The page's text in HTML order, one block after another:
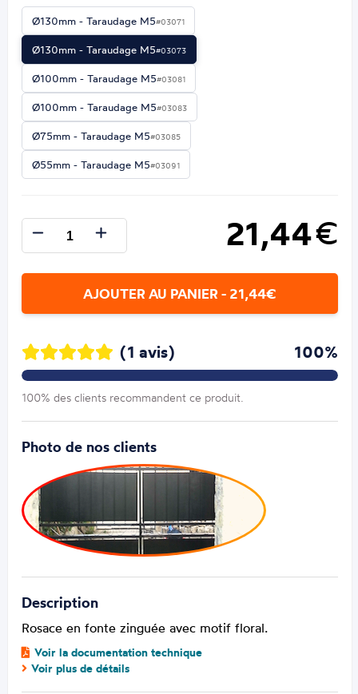
Ø130mm - Taraudage M5#03071
Ø130mm - Taraudage M5#03073
Ø100mm - Taraudage M5#03081
Ø100mm - Taraudage M5#03083
Ø75mm - Taraudage M5#03085
Ø55mm - Taraudage M5#03091
21,44€
AJOUTER AU PANIER - 21,44€
(1 avis) 100%
100% des clients recommandent ce produit.
Photo de nos clients
Description
Rosace en fonte zinguée avec motif floral.
Voir la documentation technique
Voir plus de détails